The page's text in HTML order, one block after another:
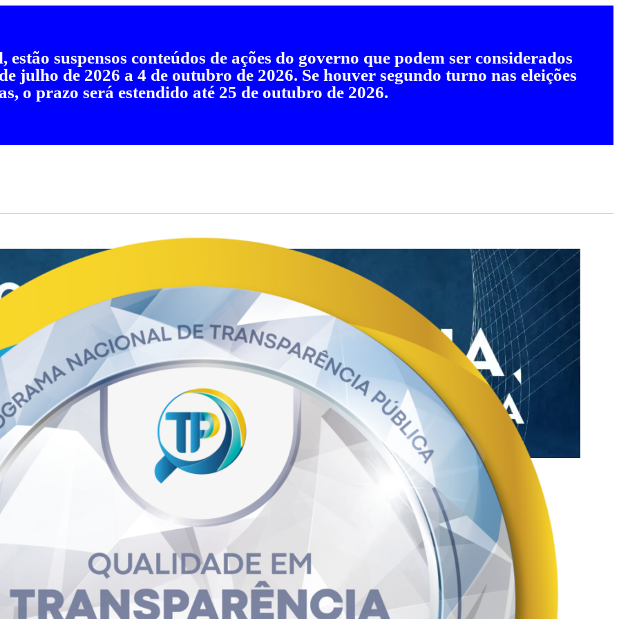
suspensos conteúdos de ações do governo que podem ser considerados
julho de 2026 a 4 de outubro de 2026. Se houver segundo turno nas eleições
o prazo será estendido até 25 de outubro de 2026.